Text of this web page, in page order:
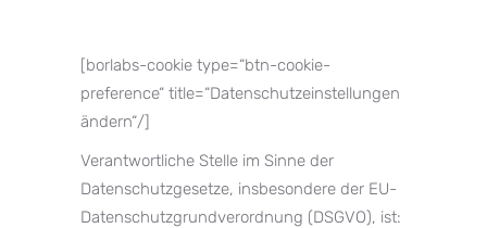
[borlabs-cookie type=“btn-cookie-
preference“ title=“Datenschutzeinstellungen
ändern“/]
Verantwortliche Stelle im Sinne der
Datenschutzgesetze, insbesondere der EU-
Datenschutzgrundverordnung (DSGVO), ist: